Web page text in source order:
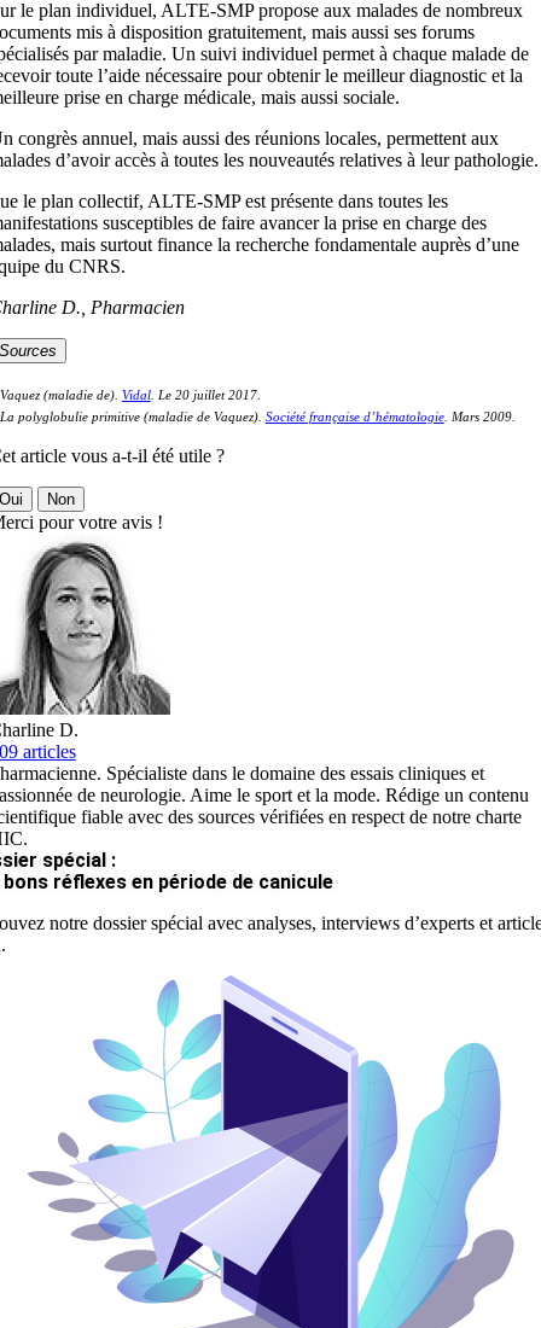
le plan individuel, ALTE-SMP propose aux malades de nombreux
mis à disposition gratuitement, mais aussi ses forums
par maladie. Un suivi individuel permet à chaque malade de
toute l’aide nécessaire pour obtenir le meilleur diagnostic et la
prise en charge médicale, mais aussi sociale.
congrès annuel, mais aussi des réunions locales, permettent aux
d’avoir accès à toutes les nouveautés relatives à leur pathologie.
le plan collectif, ALTE-SMP est présente dans toutes les
susceptibles de faire avancer la prise en charge des
mais surtout finance la recherche fondamentale auprès d’une
du CNRS.
D., Pharmacien
(maladie de). Vidal. Le 20 juillet 2017.
polyglobulie primitive (maladie de Vaquez). Société française d’hématologie. Mars 2009.
article vous a-t-il été utile ?
Non
pour votre avis !
D.
articles
Spécialiste dans le domaine des essais cliniques et
de neurologie. Aime le sport et la mode. Rédige un contenu
fiable avec des sources vérifiées en respect de notre charte
spécial :
bons réflexes en période de canicule
notre dossier spécial avec analyses, interviews d’experts et